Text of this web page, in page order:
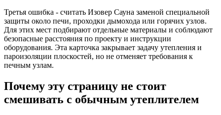
Третья ошибка - считать Изовер Сауна заменой специальной
защиты около печи, проходки дымохода или горячих узлов.
Для этих мест подбирают отдельные материалы и соблюдают
безопасные расстояния по проекту и инструкции
оборудования. Эта карточка закрывает задачу утепления и
пароизоляции плоскостей, но не отменяет требования к
печным узлам.
Почему эту страницу не стоит
смешивать с обычным утеплителем